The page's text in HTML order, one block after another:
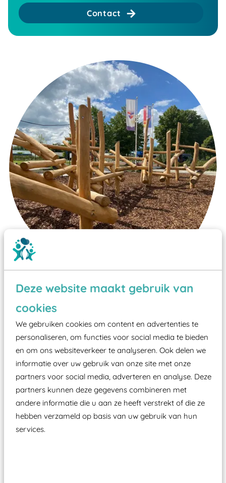
Deze website maakt gebruik van
cookies
We gebruiken cookies om content en advertenties te
personaliseren, om functies voor social media te bieden
en om ons websiteverkeer te analyseren. Ook delen we
informatie over uw gebruik van onze site met onze
partners voor social media, adverteren en analyse. Deze
partners kunnen deze gegevens combineren met
andere informatie die u aan ze heeft verstrekt of die ze
hebben verzameld op basis van uw gebruik van hun
services.
Contact
Wist je dat:
Vanaf een valhoogte van 1,5 meter een speciale
valondergrond onder speeltoestellen verplicht is
zoals kunstgras, rubber tegels of boomschors?
Elk speeltoestel in de openbare ruimte voorzien
moet zijn van een typekeuring, -plaatje en
certificering, uitgegeven door een Nederlands
aangewezen keuringsinstantie?